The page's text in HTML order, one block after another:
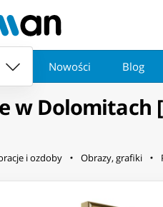
Nowości Blog
w Dolomitach
i ozdoby Obrazy, grafiki